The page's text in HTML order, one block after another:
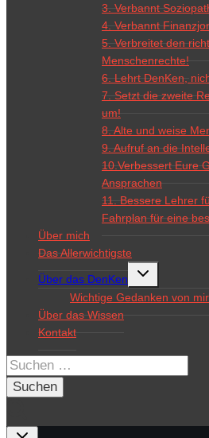
3. Verbannt
4. Verbannt
5. Verbreitet den
Menschenrechte!
6. Lehrt DenKen,
7. Setzt die zweite
um!
8. Alte und weise
9. Aufruf an die
10.Verbessert Eure
Ansprachen
11. Bessere Lehrer
Fahrplan für eine
Über mich
Das Allerwichtigste
Über das DenKen
Untermenü
umschalten
Wichtige Gedanken von mir
Über das Wissen
Kontakt
Suchen
nach: